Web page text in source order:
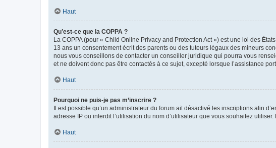
Haut
Qu’est-ce que la COPPA ?
La COPPA (pour « Child Online Privacy and Protection Act ») est une loi des
13 ans un consentement écrit des parents ou des tuteurs légaux des mineurs
nous vous conseillons de contacter un conseiller juridique qui pourra vous
et ne doivent donc pas être contactés à ce sujet, excepté lorsque l’assistance
Haut
Pourquoi ne puis-je pas m’inscrire ?
Il est possible qu’un administrateur du forum ait désactivé les inscriptions afin
adresse IP ou interdit l’utilisation du nom d’utilisateur que vous souhaitez
Haut